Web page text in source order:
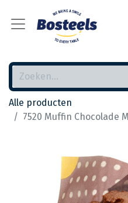
Alle producten
7520 Muffin Chocolade